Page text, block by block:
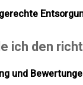
ich den
und